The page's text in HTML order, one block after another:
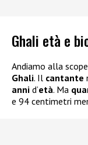
Ghali età e
Andiamo alla
Ghali. Il cantante
anni d’età. Ma
e 94 centimetri